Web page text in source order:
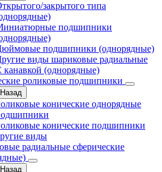
закрытого типа
подшипники
подшипники (однорядные)
виды шариковые радиальные
канавкой (однорядные)
роликовые подшипники
Назад
конические однорядные
конические подшипники
виды
радиальные сферические
Назад